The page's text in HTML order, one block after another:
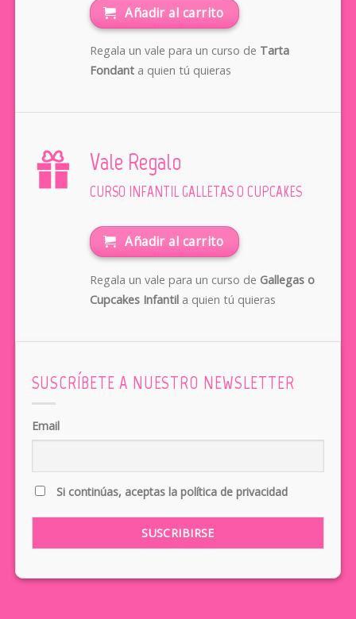
Añadir al carrito
Regala un vale para un curso de Tarta
Fondanta quien tú quieras
Vale Regalo
CURSO INFANTIL GALLETAS O CUPCAKES
Añadir al carrito
Regala un vale para un curso de Gallegas o
Cupcakes Infantila quien tú quieras
SUSCRÍBETE A NUESTRO NEWSLETTER
Email
Si continúas, aceptas la política de privacidad